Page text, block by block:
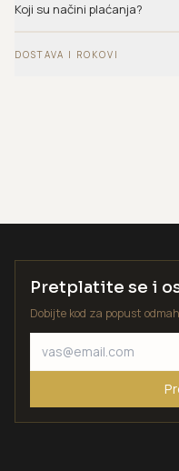
Koji su načini plaćanja?
DOSTAVA I ROKOVI
Pretplatite se i
Dobijte kod za popust